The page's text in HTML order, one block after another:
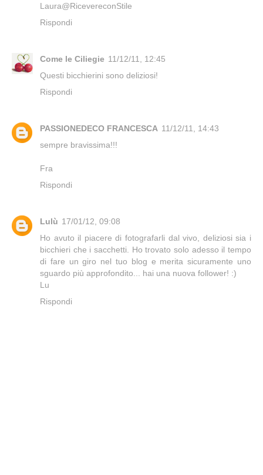
Laura@RicevereconStile
Rispondi
Come le Ciliegie 11/12/11, 12:45
Questi bicchierini sono deliziosi!
Rispondi
PASSIONEDECO FRANCESCA 11/12/11, 14:43
sempre bravissima!!!
Fra
Rispondi
Lulù 17/01/12, 09:08
Ho avuto il piacere di fotografarli dal vivo, deliziosi sia i
bicchieri che i sacchetti. Ho trovato solo adesso il tempo
di fare un giro nel tuo blog e merita sicuramente uno
sguardo più approfondito... hai una nuova follower! :)
Lu
Rispondi